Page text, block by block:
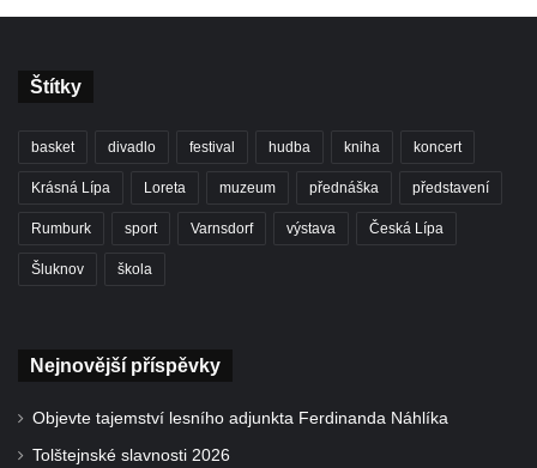
Štítky
basket divadlo festival hudba kniha koncert
Krásná Lípa Loreta muzeum přednáška představení
Rumburk sport Varnsdorf výstava Česká Lípa
Šluknov škola
Nejnovější příspěvky
Objevte tajemství lesního adjunkta Ferdinanda Náhlíka
Tolštejnské slavnosti 2026